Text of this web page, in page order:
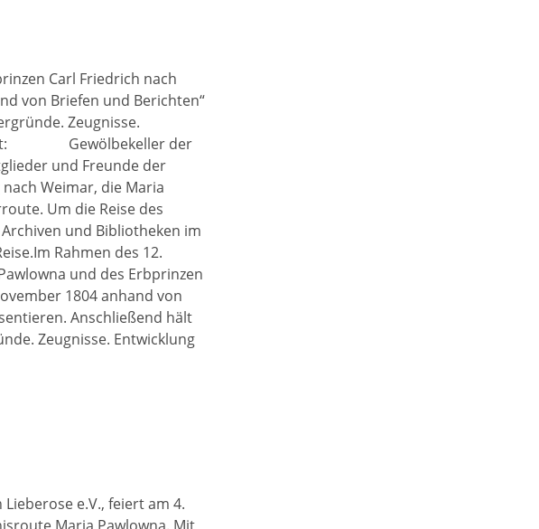
Carl Friedrich nach
von Briefen und Berichten“
Zeugnisse.
Ort: Gewölbekeller der
und Freunde der
Weimar, die Maria
Um die Reise des
und Bibliotheken im
Rahmen des 12.
und des Erbprinzen
1804 anhand von
Anschließend hält
Zeugnisse. Entwicklung
e.V., feiert am 4.